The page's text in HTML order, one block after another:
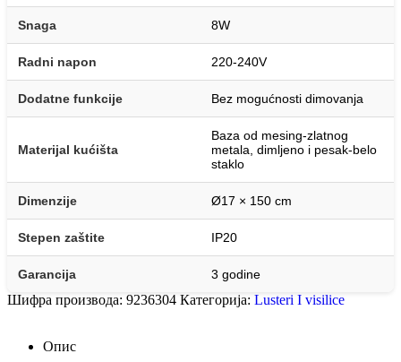
Snaga 8W
Radni napon 220-240V
Dodatne funkcije Bez mogućnosti dimovanja
Materijal kućišta
Baza od mesing-zlatnog
metala, dimljeno i pesak-belo
staklo
Dimenzije Ø17 × 150 cm
Stepen zaštite IP20
Garancija 3 godine
Шифра производа: 9236304 Категорија: Lusteri I visilice
Опис